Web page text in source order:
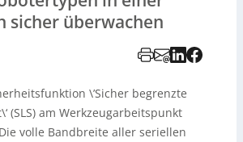
sicher überwachen
\’Sicher begrenzte
(SLS) am Werkzeugarbeitspunkt
volle Bandbreite aller seriellen